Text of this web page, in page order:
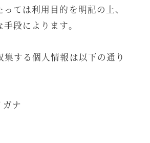
ては利用目的を明記の上、
段によります。
集する個人情報は以下の通り
ナ